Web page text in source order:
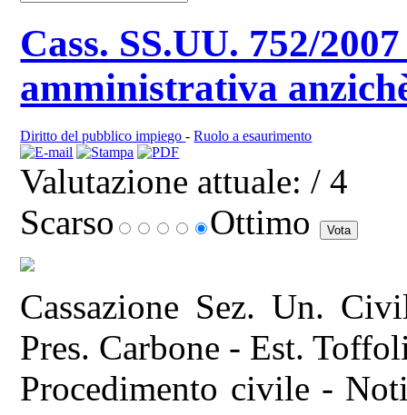
Cass. SS.UU. 752/
amministrativa
Diritto del pubblico impiego-Ruolo a esaurimento
Valutazione attuale: / 4
Scarso
Ottimo
Cassazione Sez. Un.
Pres. Carbone - Est.
Procedimento civile -